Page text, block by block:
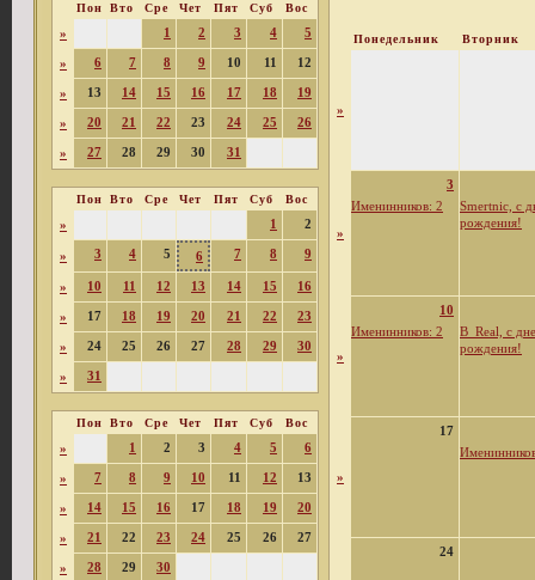
Пон Вто Сре Чет Пят Суб Вос
» 1 2 3 4 5
» 6 7 8 9 10 11 12
» 13 14 15 16 17 18 19
» 20 21 22 23 24 25 26
» 27 28 29 30 31
Пон Вто Сре Чет Пят Суб Вос
» 1 2
» 3 4 5 6 7 8 9
» 10 11 12 13 14 15 16
» 17 18 19 20 21 22 23
» 24 25 26 27 28 29 30
» 31
Пон Вто Сре Чет Пят Суб Вос
» 1 2 3 4 5 6
» 7 8 9 10 11 12 13
» 14 15 16 17 18 19 20
» 21 22 23 24 25 26 27
» 28 29 30
Понедельник Вторник
»
»
3
Именинников: 2
Smertnic, с
рождения!
»
10
Именинников: 2
B_Real, с
рождения!
»
17
24